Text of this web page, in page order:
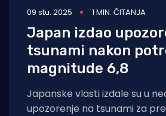
09 stu. 2025 1 MIN. ČITANJA
Japan izdao
tsunami nakon
magnitude 6,8
Japanske vlasti izdale su u
upozorenje na tsunami za